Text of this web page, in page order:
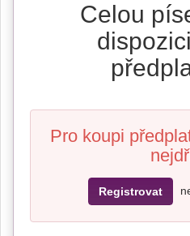
Celou
Pro koupi
Registrovat